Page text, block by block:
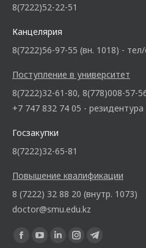
8(7222)52-22-51
Канцелярия
8(7222)56-97-55 (вн. 1018) -
Поступление в университет
8(7222)32-61-80, 8(778)008-57-
+7 747 832 74 05 - резидентура
Госзакупки
8(7222)32-65-81
Повышение квалификации
8 (7222) 32 88 20 (внутр. 1073)
doctor@smu.edu.kz
Ищите нас: